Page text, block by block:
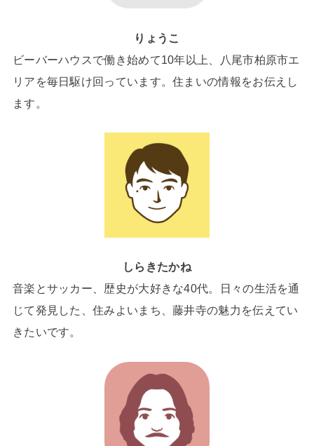
りょうこ
ビーバーハウスで働き始めて10年以上、八尾市柏原市エ
リアを毎日駆け回っています。住まいの情報をお伝えし
ます。
しらきたかね
音楽とサッカー、歴史が大好きな40代。日々の生活を通
じて発見した、住みよいまち、藤井寺の魅力を伝えてい
きたいです。